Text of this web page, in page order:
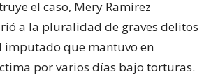
el caso, Mery Ramírez
a la pluralidad de graves delitos
imputado que mantuvo en
por varios días bajo torturas.